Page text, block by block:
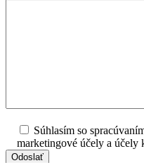
Súhlasím so
marketingové účely a účely